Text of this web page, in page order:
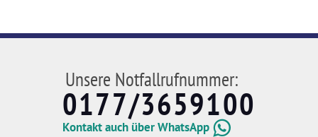
Unsere Notfallrufnummer:
0177/3659100
Kontakt auch über WhatsApp